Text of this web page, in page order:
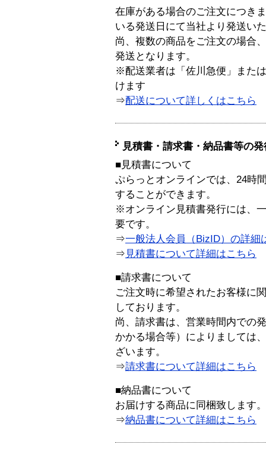
在庫がある場合のご注文につき
いる発送日にて当社より発送い
尚、複数の商品をご注文の場合
発送となります。
※配送業者は「佐川急便」また
けます
⇒配送について詳しくはこちら
見積書・請求書・納品書等の
■見積書について
ぷらっとオンラインでは、24時
することができます。
※オンライン見積書発行には、
要です。
⇒一般法人会員（BizID）の詳細
⇒ 見積書について詳細はこちら
■請求書について
ご注文時に希望されたお客様に
しております。
尚、請求書は、営業時間内での
かかる場合等）によりましては
ざいます。
⇒請求書について詳細はこちら
■納品書について
お届けする商品に同梱致します。
⇒納品書について詳細はこちら